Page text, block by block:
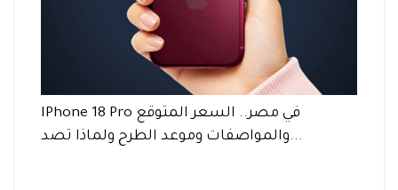
IPhone 18 Pro في مصر.. السعر المتوقع
والمواصفات وموعد الطرح ولماذا تصد...